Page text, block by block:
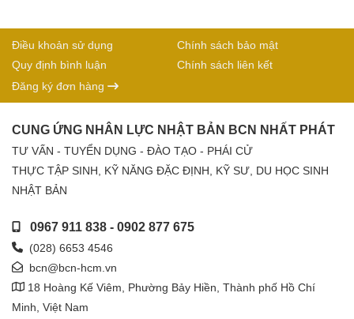
Điều khoản sử dụng
Chính sách bảo mật
Quy định bình luận
Chính sách liên kết
Đăng ký đơn hàng
CUNG ỨNG NHÂN LỰC NHẬT BẢN BCN NHẤT PHÁT
TƯ VẤN - TUYỂN DỤNG - ĐÀO TẠO - PHÁI CỬ
THỰC TẬP SINH, KỸ NĂNG ĐẶC ĐỊNH, KỸ SƯ, DU HỌC SINH
NHẬT BẢN
0967 911 838- 0902 877 675
(028) 6653 4546
bcn@bcn-hcm.vn
18 Hoàng Kế Viêm, Phường Bảy Hiền, Thành phố Hồ Chí
Minh, Việt Nam